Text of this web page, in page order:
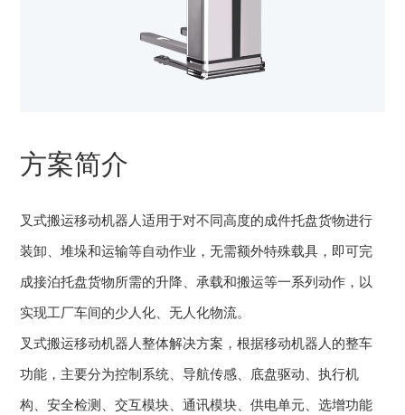
方案简介
叉式搬运移动机器人适用于对不同高度的成件托盘货物进行
装卸、堆垛和运输等自动作业，无需额外特殊载具，即可完
成接泊托盘货物所需的升降、承载和搬运等一系列动作，以
实现工厂车间的少人化、无人化物流。
叉式搬运移动机器人整体解决方案，根据移动机器人的整车
功能，主要分为控制系统、导航传感、底盘驱动、执行机
构、安全检测、交互模块、通讯模块、供电单元、选增功能